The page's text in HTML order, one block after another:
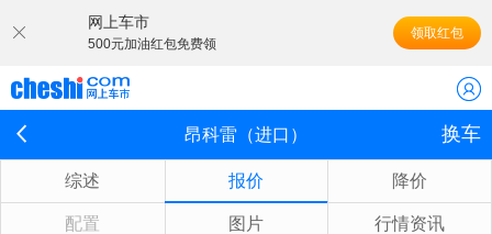
网上车市
500元加油红包免费领
领取红包
昂科雷（进口） 换车
综述 报价 降价
配置 图片 行情资讯